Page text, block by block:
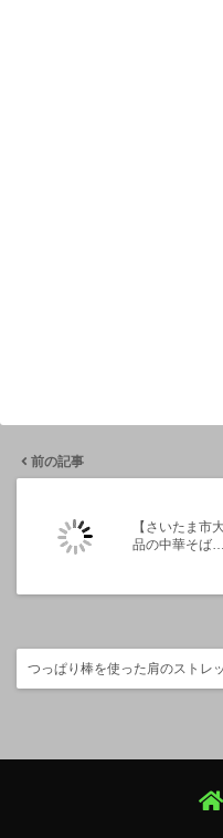
前の記事
【さいたま市
品の中華そば…
つっぱり棒を使った肩のストレ